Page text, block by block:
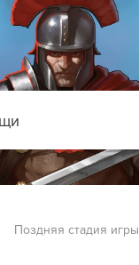
Поздняя стадия игры